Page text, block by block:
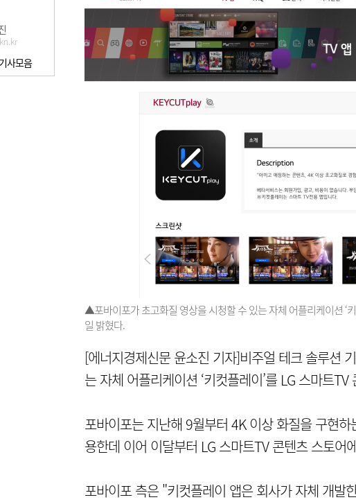
사모음
▲포바이포가 초고화질 영상을 시청할 수 있는 자체 어플리케이션 ‘
일 밝혔다.
[에너지경제신문 윤소진 기자]비주얼 테크 솔루션
는 자체 어플리케이션 ‘키컷플레이’를 LG 스마트
포바이포는 지난해 9월부터 4K 이상 화질을 구현
용한데 이어 이달부터 LG 스마트TV 콘텐츠 스토어
포바이포 측은 "키컷플레이 앱은 회사가 자체 개발